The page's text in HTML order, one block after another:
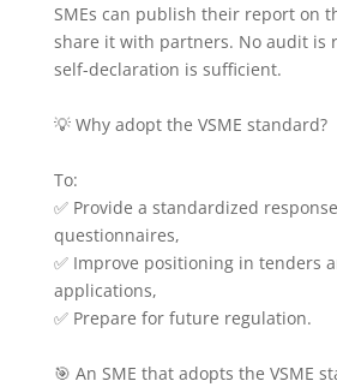
SMEs can publish their report on
share it with partners. No audit is
self-declaration is sufficient.
💡 Why adopt the VSME standard?
To:
✅ Provide a standardized response
questionnaires,
✅ Improve positioning in tenders
applications,
✅ Prepare for future regulation.
🎯 An SME that adopts the VSME